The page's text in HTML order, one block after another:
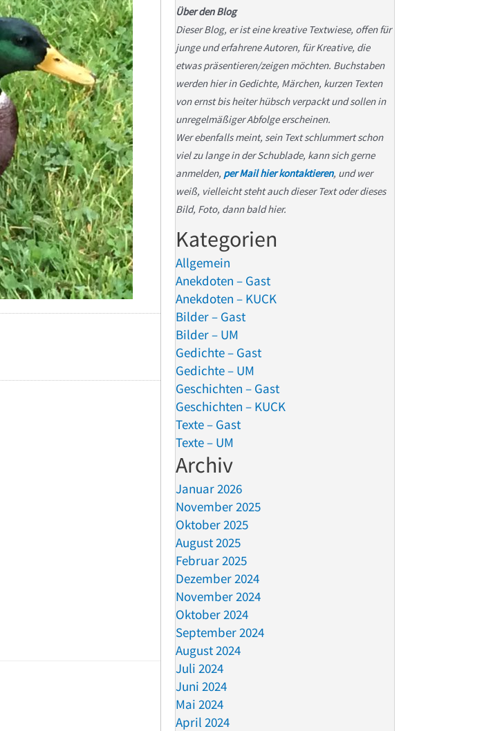
Über den Blog
Dieser Blog, er ist eine kreative Textwiese, offen für
junge und erfahrene Autoren, für Kreative, die
etwas präsentieren/zeigen möchten. Buchstaben
werden hier in Gedichte, Märchen, kurzen Texten
von ernst bis heiter hübsch verpackt und sollen in
unregelmäßiger Abfolge erscheinen.
Wer ebenfalls meint, sein Text schlummert schon
viel zu lange in der Schublade, kann sich gerne
anmelden, per Mail hier kontaktieren, und wer
weiß, vielleicht steht auch dieser Text oder dieses
Bild, Foto, dann bald hier.
Kategorien
Allgemein
Anekdoten – Gast
Anekdoten – KUCK
Bilder – Gast
Bilder – UM
Gedichte – Gast
Gedichte – UM
Geschichten – Gast
Geschichten – KUCK
Texte – Gast
Texte – UM
Archiv
Januar 2026
November 2025
Oktober 2025
August 2025
Februar 2025
Dezember 2024
November 2024
Oktober 2024
September 2024
August 2024
Juli 2024
Juni 2024
Mai 2024
April 2024